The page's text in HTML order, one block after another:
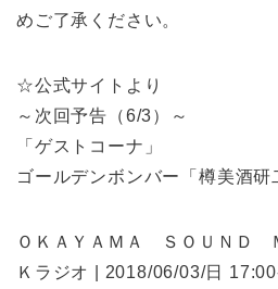
めご了承ください。
☆公式サイトより
～次回予告（6/3）～
「ゲストコーナ」
ゴールデンボンバー「樽美酒研
ＯＫＡＹＡＭＡ ＳＯＵＮＤ
Ｋラジオ | 2018/06/03/日